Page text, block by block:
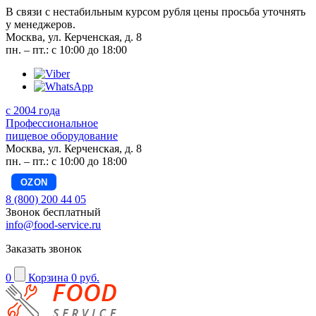
В связи с нестабильным курсом рубля цены просьба уточнять
у менеджеров.
Москва, ул. Керченская, д. 8
пн. – пт.: с 10:00 до 18:00
с 2004 года
Профессиональное
пищевое оборудование
Москва, ул. Керченская, д. 8
пн. – пт.: с 10:00 до 18:00
OZON
8 (800) 200 44 05
Звонок бесплатный
info@food-service.ru
Заказать звонок
0 Корзина 0 руб.